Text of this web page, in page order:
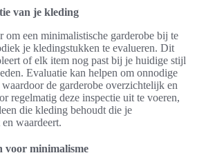
van je kleding
om een minimalistische garderobe bij te
je kledingstukken te evalueren. Dit
of elk item nog past bij je huidige stijl
Evaluatie kan helpen om onnodige
de garderobe overzichtelijk en
regelmatig deze inspectie uit te voeren,
die kleding behoudt die je
waardeert.
voor minimalisme